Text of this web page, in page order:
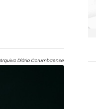
Diário Corumbaense